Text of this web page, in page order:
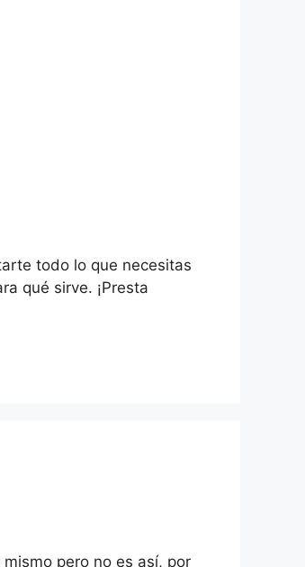
todo lo que necesitas
qué sirve. ¡Presta
pero no es así, por